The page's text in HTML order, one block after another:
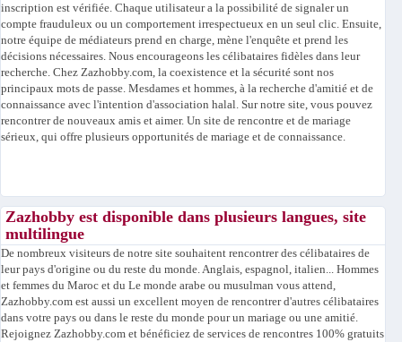
inscription est vérifiée. Chaque utilisateur a la possibilité de signaler un
compte frauduleux ou un comportement irrespectueux en un seul clic. Ensuite,
notre équipe de médiateurs prend en charge, mène l'enquête et prend les
décisions nécessaires. Nous encourageons les célibataires fidèles dans leur
recherche. Chez Zazhobby.com, la coexistence et la sécurité sont nos
principaux mots de passe. Mesdames et hommes, à la recherche d'amitié et de
connaissance avec l'intention d'association halal. Sur notre site, vous pouvez
rencontrer de nouveaux amis et aimer. Un site de rencontre et de mariage
sérieux, qui offre plusieurs opportunités de mariage et de connaissance.
Zazhobby est disponible dans plusieurs langues, site
multilingue
De nombreux visiteurs de notre site souhaitent rencontrer des célibataires de
leur pays d'origine ou du reste du monde. Anglais, espagnol, italien... Hommes
et femmes du Maroc et du Le monde arabe ou musulman vous attend,
Zazhobby.com est aussi un excellent moyen de rencontrer d'autres célibataires
dans votre pays ou dans le reste du monde pour un mariage ou une amitié.
Rejoignez Zazhobby.com et bénéficiez de services de rencontres 100% gratuits